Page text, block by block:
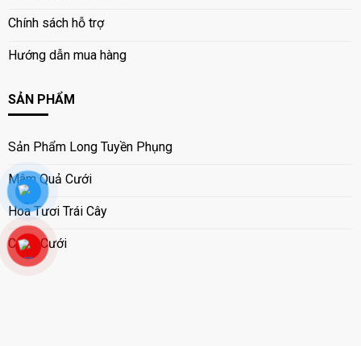
Chính sách hỗ trợ
Hướng dẫn mua hàng
SẢN PHẨM
Sản Phẩm Long Tuyền Phụng
Mâm Quả Cưới
Hoa Tươi Trái Cây
Cổng Cưới